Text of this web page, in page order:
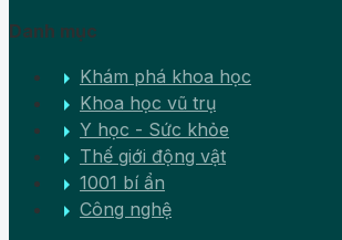
Danh mục
arrow_right Khám phá khoa học
arrow_right Khoa học vũ trụ
arrow_right Y học - Sức khỏe
arrow_right Thế giới động vật
arrow_right 1001 bí ẩn
arrow_right Công nghệ